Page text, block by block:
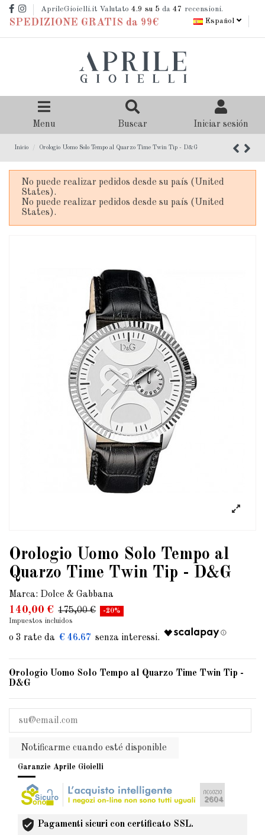
AprileGioielli.it Valutato 4.9 su 5 da 47 recensioni.
SPEDIZIONE GRATIS da 99€ Español
Menu Buscar Iniciar sesión
Inicio Orologio Uomo Solo Tempo al Quarzo Time Twin Tip - D&G
No puede realizar pedidos desde su país (United
States).
No puede realizar pedidos desde su país (United
States).
Orologio Uomo Solo Tempo al
Quarzo Time Twin Tip - D&G
Marca: Dolce & Gabbana
140,00 € 175,00 € -20%
Impuestos incluidos
€ 46.67
Orologio Uomo Solo Tempo al Quarzo Time Twin Tip -
D&G
Notificarme cuando esté disponible
Garanzie Aprile Gioielli
Pagamenti sicuri con certificato SSL.